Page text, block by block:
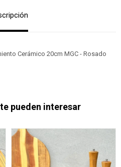
Cerámico 20cm MGC - Rosado
pueden interesar